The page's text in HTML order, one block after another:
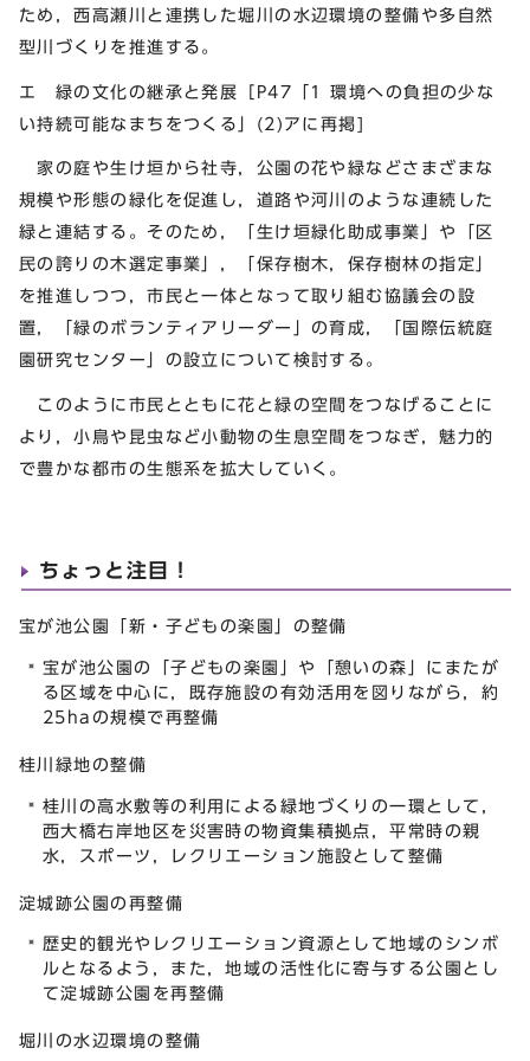
ため，西高瀬川と連携した堀川の水辺環境の整備や多自然
型川づくりを推進する。
エ 緑の文化の継承と発展［P47「1 環境への負担の少な
い持続可能なまちをつくる」(2)アに再掲]
家の庭や生け垣から社寺，公園の花や緑などさまざまな
規模や形態の緑化を促進し，道路や河川のような連続した
緑と連結する。そのため，「生け垣緑化助成事業」や「区
民の誇りの木選定事業」，「保存樹木，保存樹林の指定」
を推進しつつ，市民と一体となって取り組む協議会の設
置，「緑のボランティアリーダー」の育成，「国際伝統庭
園研究センター」の設立について検討する。
このように市民とともに花と緑の空間をつなげることに
より，小鳥や昆虫など小動物の生息空間をつなぎ，魅力的
で豊かな都市の生態系を拡大していく。
ちょっと注目！
宝が池公園「新・子どもの楽園」の整備
宝が池公園の「子どもの楽園」や「憩いの森」にまたが
る区域を中心に，既存施設の有効活用を図りながら，約
25haの規模で再整備
桂川緑地の整備
桂川の高水敷等の利用による緑地づくりの一環として，
西大橋右岸地区を災害時の物資集積拠点，平常時の親
水，スポーツ，レクリエーション施設として整備
淀城跡公園の再整備
歴史的観光やレクリエーション資源として地域のシンボ
ルとなるよう，また，地域の活性化に寄与する公園とし
て淀城跡公園を再整備
堀川の水辺環境の整備